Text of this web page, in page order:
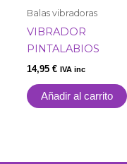
Balas vibradoras
VIBRADOR
PINTALABIOS
14,95 € IVA inc
Añadir al carrito